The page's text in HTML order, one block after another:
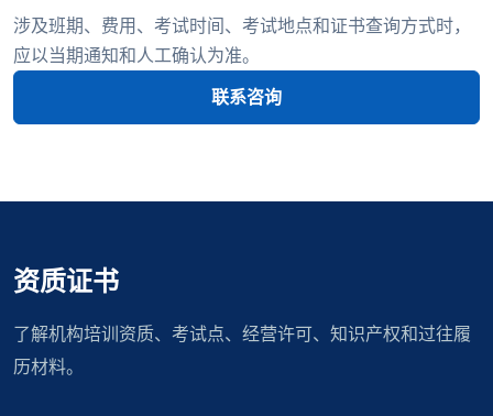
涉及班期、费用、考试时间、考试地点和证书查询方式时，
应以当期通知和人工确认为准。
联系咨询
资质证书
了解机构培训资质、考试点、经营许可、知识产权和过往履
历材料。